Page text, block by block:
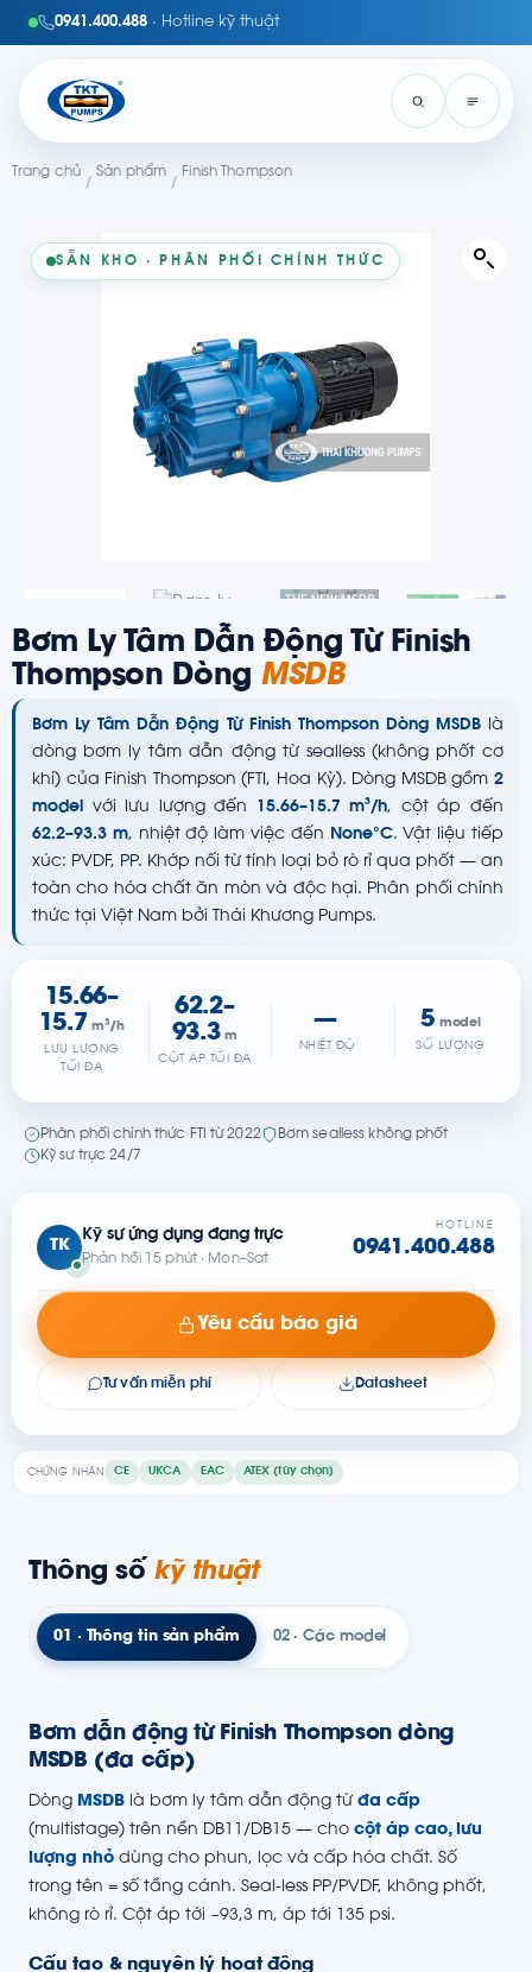
0941.400.488 · Hotline kỹ thuật
Trang chủ
/
Sản phẩm
/
Finish Thompson
SẴN KHO · PHÂN PHỐI CHÍNH THỨC
CHỨNG NHẬN CE UKCA EAC ATEX (tùy chọn)
Bơm Ly Tâm Dẫn Động Từ Finish
Thompson Dòng MSDB
Bơm Ly Tâm Dẫn Động Từ Finish Thompson Dòng MSDBlà
dòng bơm ly tâm dẫn động từ sealless (không phốt cơ
khí) của Finish Thompson (FTI, Hoa Kỳ). Dòng MSDB gồm 2
model với lưu lượng đến 15.66–15.7 m³/h, cột áp đến
62.2–93.3 m, nhiệt độ làm việc đến None°C. Vật liệu tiếp
xúc: PVDF, PP. Khớp nối từ tính loại bỏ rò rỉ qua phốt — an
toàn cho hóa chất ăn mòn và độc hại. Phân phối chính
thức tại Việt Nam bởi Thái Khương Pumps.
15.66–
15.7 m³/h
LƯU LƯỢNG
TỐI ĐA
62.2–
93.3 m
CỘT ÁP TỐI ĐA
—
NHIỆT ĐỘ
5 model
SỐ LƯỢNG
Phân phối chính thức FTI từ 2022
Bơm sealless không phốt
Kỹ sư trực 24/7
TK
Kỹ sư ứng dụng đang trực
Phản hồi 15 phút · Mon–Sat
HOTLINE
0941.400.488
Yêu cầu báo giá
Tư vấn miễn phí Datasheet
Thông số kỹ thuật
01 · Thông tin sản phẩm 02 · Các model
Bơm dẫn động từ Finish Thompson dòng
MSDB (đa cấp)
Dòng MSDB là bơm ly tâm dẫn động từ đa cấp
(multistage) trên nền DB11/DB15 — cho cột áp cao, lưu
lượng nhỏ dùng cho phun, lọc và cấp hóa chất. Số
trong tên = số tầng cánh. Seal-less PP/PVDF, không phốt,
không rò rỉ. Cột áp tới ~93,3 m, áp tới 135 psi.
Cấu tạo & nguyên lý hoạt động